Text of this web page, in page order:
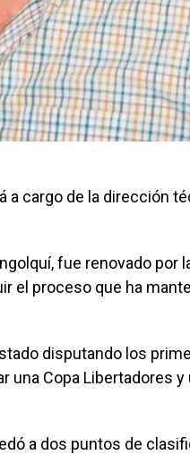
a cargo de la dirección
fue renovado por
el proceso que ha
disputando los
una Copa Libertadores y
a dos puntos de